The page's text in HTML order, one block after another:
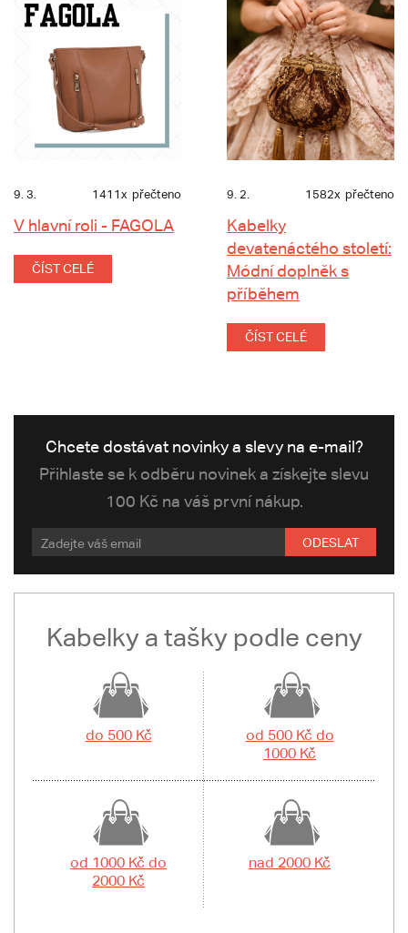
9. 3. 1411x přečteno
V hlavní roli - FAGOLA
ČÍST CELÉ
9. 2. 1582x přečteno
Kabelky
devatenáctého století:
Módní doplněk s
příběhem
ČÍST CELÉ
Chcete dostávat novinky a slevy na e-mail?
Přihlaste se k odběru novinek a získejte slevu
100 Kč na váš první nákup.
ODESLAT
Kabelky a tašky podle ceny
do 500 Kč
od 500 Kč do
1000 Kč
od 1000 Kč do
2000 Kč
nad 2000 Kč